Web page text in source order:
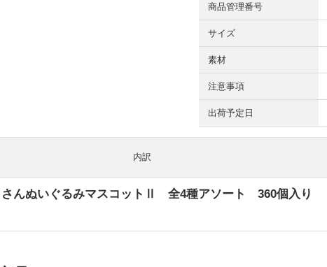
商品管理番号
サイズ
素材
注意事項
出荷予定日
内訳
さんぬいぐるみマスコットⅡ 全4種アソート 360個入り